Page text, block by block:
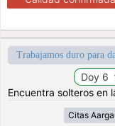
Trabajamos duro para
Encuentra solteros en
Citas